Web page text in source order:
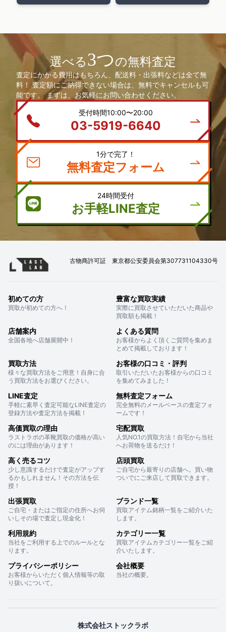
選べる3つの無料査定
査定にかかる費用はもちろん、配送料・出張料などは全て無
料！ 査定額にご納得できない場合は、無料でキャンセルも可
能です。 まずは、お気軽にお問い合わせください。
受付時間10:00〜20:00
03-5919-6640
1分で完了！
無料査定フォーム
24時間受付
お手軽LINE査定
古物商許可証 東京都公安委員会第307731104330号
初めての方
買取が初めての方へ！
豊富な買取実績
実際に買取させていただいた商品や
買取額も掲載！
店舗案内
全国各地へ店舗展開中！
よくある質問
お客様からよく頂くご質問を集めま
とめて掲載しております！
買取方法
様々な買取方法をご用意！自身に合
う買取方法をお選びください。
お客様の口コミ・評判
取引いただいたお客様からの口コミ
を集めてみました！
LINE査定
手軽に素早く査定可能なLINE査定の
登録方法や査定方法を掲載！
無料査定フォーム
完全無料のメールベースの査定フォ
ームです！
高価買取の理由
ラストラボの革靴買取の価格が高い
のには理由があります！
宅配買取
人気NO.1の買取方法！自宅から当社
へお荷物を送るだけ！
高く売るコツ
少し意識するだけで査定がアップす
るかもしれません！その方法を伝
授！
店頭買取
ご自宅から最寄りの店舗へ。買い物
ついでにご来店して買取できます。
出張買取
ご自宅・またはご指定の住所へお伺
いしその場で査定し現金化！
ブランド一覧
買取アイテム銘柄一覧をご紹介いた
します。
利用規約
当社をご利用する上でのルールとな
ります。
カテゴリー一覧
買取アイテムカテゴリー一覧をご紹
介いたします。
プライバシーポリシー
お客様からいただく個人情報等の取
り扱いについて。
会社概要
当社の概要。
株式会社ストックラボ